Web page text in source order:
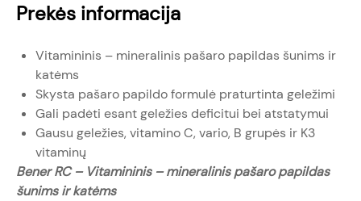
Prekės informacija
Vitamininis – mineralinis pašaro papildas šunims ir
katėms
Skysta pašaro papildo formulė praturtinta geležimi
Gali padėti esant geležies deficitui bei atstatymui
Gausu geležies, vitamino C, vario, B grupės ir K3
vitaminų
Bener RC – Vitamininis – mineralinis pašaro papildas
šunims ir katėms